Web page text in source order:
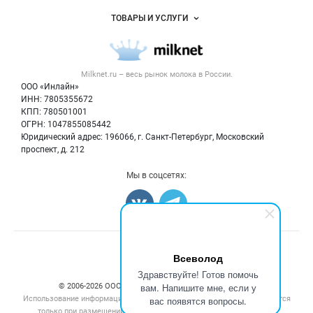
Всеволод
Здравствуйте! Готов помочь
вам. Напишите мне, если у
вас появятся вопросы.
Milknet.ru – весь рынок молокав России.
ООО «Инлайн»
ИНН: 7805355672
КПП: 780501001
ОГРН: 1047855085442
Юридический адрес: 196066, г. Санкт-Петербург, Московский
проспект, д. 212
Размещение рекламы
Публичная оферта
Контактная информация
Политика обработки персональных данных
Объявления
Новости рынка
ТОВАРЫ И УСЛУГИ
Молочная продукция
Вторичное сырье
Оборудование
Мы в соцсетях:
Счетчики, авторское право, логотипы
© 2006‑2026 ООО “Инлайн”. 12+ Все права защищены.
Использование информации, размещенной на данном сайте, допускается